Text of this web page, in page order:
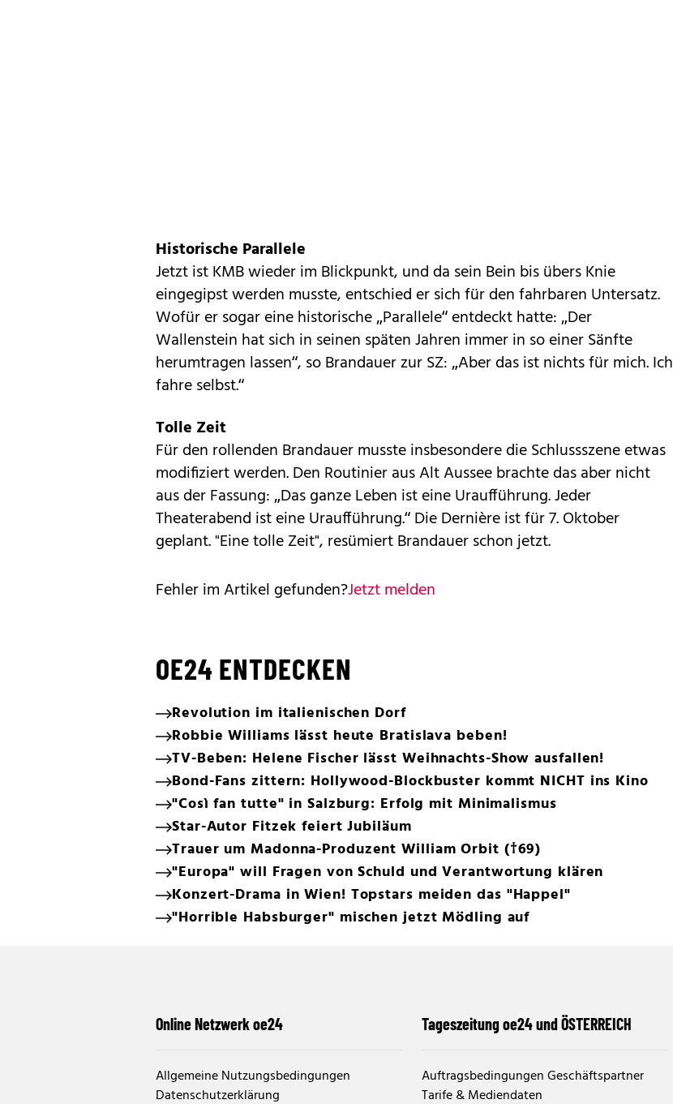
Historische Parallele
Jetzt ist KMB wieder im Blickpunkt, und da sein Bein bis übers Knie
eingegipst werden musste, entschied er sich für den fahrbaren Untersatz.
Wofür er sogar eine historische „Parallele“ entdeckt hatte: „Der
Wallenstein hat sich in seinen späten Jahren immer in so einer Sänfte
herumtragen lassen“, so Brandauer zur SZ: „Aber das ist nichts für mich. Ich
fahre selbst.“
Tolle Zeit
Für den rollenden Brandauer musste insbesondere die Schlussszene etwas
modifiziert werden. Den Routinier aus Alt Aussee brachte das aber nicht
aus der Fassung: „Das ganze Leben ist eine Uraufführung. Jeder
Theaterabend ist eine Uraufführung.“ Die Dernière ist für 7. Oktober
geplant. "Eine tolle Zeit", resümiert Brandauer schon jetzt.
Fehler im Artikel gefunden?Jetzt melden
OE24 ENTDECKEN
Revolution im italienischen Dorf
Robbie Williams lässt heute Bratislava beben!
TV-Beben: Helene Fischer lässt Weihnachts-Show ausfallen!
Bond-Fans zittern: Hollywood-Blockbuster kommt NICHT ins Kino
"Così fan tutte" in Salzburg: Erfolg mit Minimalismus
Star-Autor Fitzek feiert Jubiläum
Trauer um Madonna-Produzent William Orbit (†69)
"Europa" will Fragen von Schuld und Verantwortung klären
Konzert-Drama in Wien! Topstars meiden das "Happel"
"Horrible Habsburger" mischen jetzt Mödling auf
Online Netzwerk oe24
Allgemeine Nutzungsbedingungen
Datenschutzerklärung
Tageszeitung oe24 und ÖSTERREICH
Auftragsbedingungen Geschäftspartner
Tarife & Mediendaten